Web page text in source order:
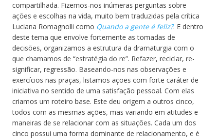
compartilhada. Fizemos-nos inúmeras perguntas sobre
ações e escolhas na vida, muito bem traduzidas pela crítica
Luciana Romagnolli como Quando a gente é feliz?. E dentro
deste tema que envolve fortemente as tomadas de
decisões, organizamos a estrutura da dramaturgia com o
que chamamos de “estratégia do re”. Refazer, reciclar, re-
significar, regressão. Baseando-nos nas observações e
exercícios nas praças, listamos ações com forte caráter de
iniciativa no sentido de uma satisfação pessoal. Com elas
criamos um roteiro base. Este deu origem a outros cinco,
todos com as mesmas ações, mas variando em atitudes e
maneiras de se relacionar com as situações. Cada um dos
cinco possui uma forma dominante de relacionamento, e é